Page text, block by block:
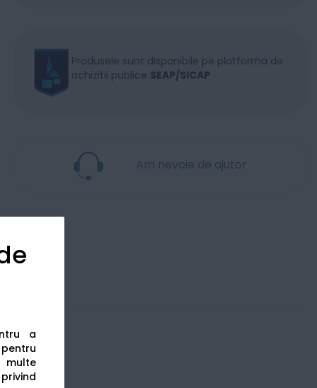
a
multe
Produsele sunt disponibile pe platforma de
achizitii publice SEAP/SICAP
Am nevoie de ajutor